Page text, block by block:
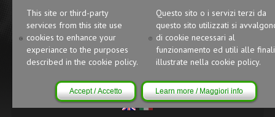
This site or third-party
services from this site use
cookies to enhance your
experiance to the purposes
described in the cookie policy.
Questo sito o i servizi terzi da
questo sito utilizzati si
di cookie necessari al
funzionamento ed utili alle
illustrate nella cookie policy.
Accept / Accetto Learn more / Maggiori info